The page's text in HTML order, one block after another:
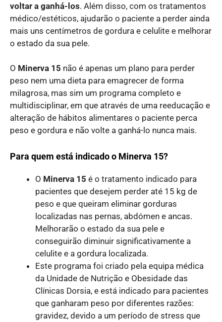
voltar a ganhá-los. Além disso, com os tratamentos
médico/estéticos, ajudarão o paciente a perder ainda
mais uns centímetros de gordura e celulite e melhorar
o estado da sua pele.
O Minerva 15 não é apenas um plano para perder
peso nem uma dieta para emagrecer de forma
milagrosa, mas sim um programa completo e
multidisciplinar, em que através de uma reeducação e
alteração de hábitos alimentares o paciente perca
peso e gordura e não volte a ganhá-lo nunca mais.
Para quem está indicado o Minerva 15?
O Minerva 15 é o tratamento indicado para
pacientes que desejem perder até 15 kg de
peso e que queiram eliminar gorduras
localizadas nas pernas, abdómen e ancas.
Melhorarão o estado da sua pele e
conseguirão diminuir significativamente a
celulite e a gordura localizada.
Este programa foi criado pela equipa médica
da Unidade de Nutrição e Obesidade das
Clínicas Dorsia, e está indicado para pacientes
que ganharam peso por diferentes razões:
gravidez, devido a um período de stress que